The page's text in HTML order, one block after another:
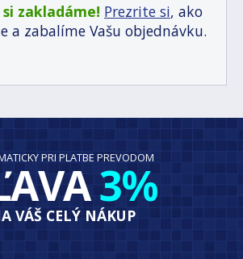
zakladáme! Prezrite si, ako
a zabalíme Vašu objednávku.
PRI PLATBE PREVODOM
3%
VÁŠ CELÝ NÁKUP